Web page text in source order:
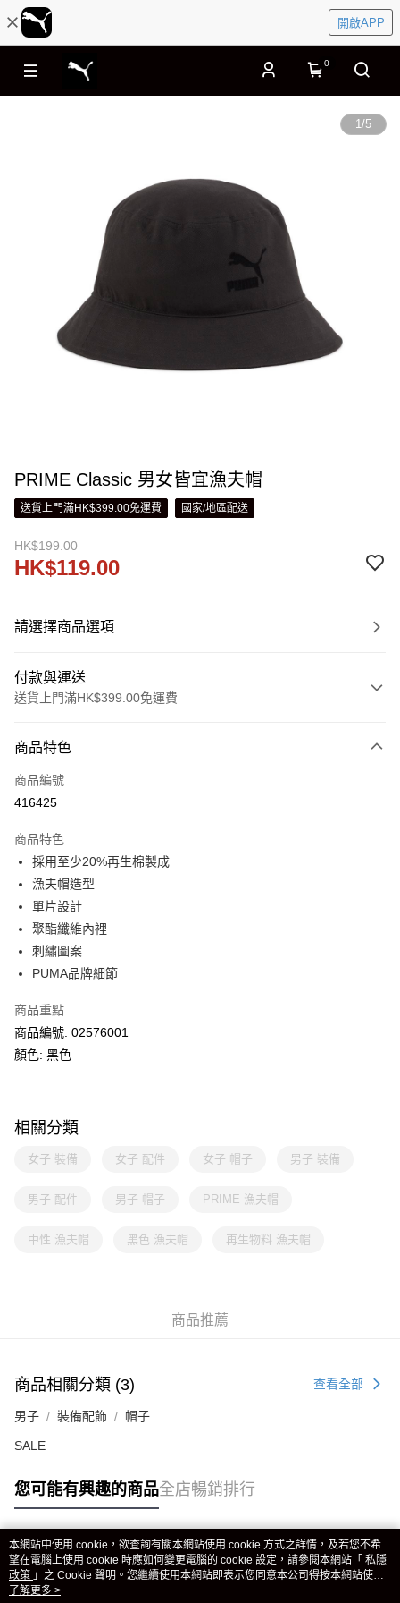
開啟APP
0
1/5
PRIME Classic 男女皆宜漁夫帽
送貨上門滿HK$399.00免運費 國家/地區配送
HK$199.00
HK$119.00
請選擇商品選項
付款與運送
送貨上門滿HK$399.00免運費
信用卡
線上付款
Alipay, PayMe, WeChat Pay, UnionPay, FPS
送貨方式
單筆訂單淨值滿$399可享免運費優惠
每筆HK$30.00，滿HK$399.00或以上免運費
滿$599可享澳門免運費優惠
商品特色
商品編號
416425
商品特色
採用至少20%再生棉製成
漁夫帽造型
單片設計
聚酯纖維內裡
刺繡圖案
PUMA品牌細節
商品重點
商品編號: 02576001
顏色: 黑色
相關分類
女子 裝備 女子 配件 女子 帽子 男子 裝備
男子 配件 男子 帽子 PRIME 漁夫帽
中性 漁夫帽 黑色 漁夫帽 再生物料 漁夫帽
商品推薦
商品相關分類 (3) 查看全部
男子 裝備配飾 帽子
SALE
您可能有興趣的商品全店暢銷排行
熱門標籤
熱銷排行
本網站中使用 cookie，欲查詢有關本網站使用 cookie 方式之詳情，及若您不希
望在電腦上使用 cookie 時應如何變更電腦的 cookie 設定，請參閱本網站「 私隱
政策 」之 Cookie 聲明。您繼續使用本網站即表示您同意本公司得按本網站使用
條款之 Cookie 聲明使用 cookie。
了解更多 >